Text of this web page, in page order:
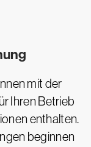
mit der
Ihren Betrieb
enthalten.
beginnen